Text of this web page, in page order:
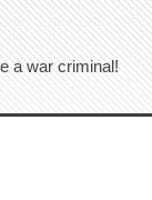
a war criminal!